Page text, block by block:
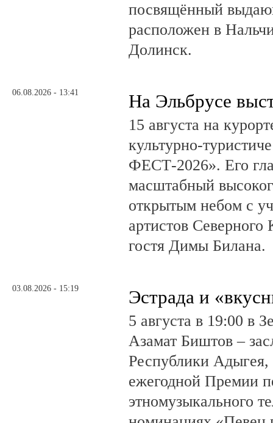
посвящённый
расположен в
Долинск.
06.08.2026 - 13:41 На Эльбрусе
15 августа на
культурно-
ФЕСТ-2026». Его
масштабный
открытым небом с
артистов Северного
гостя Димы Билана.
03.08.2026 - 15:19 Эстрада и
5 августа в 19:00 в
Азамат Биштов –
Республики
ежегодной Премии
этномузыкального